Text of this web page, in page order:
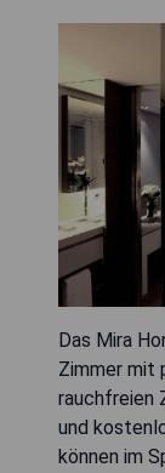
Das Mira
Zimmer mit
rauchfreien
und
können im